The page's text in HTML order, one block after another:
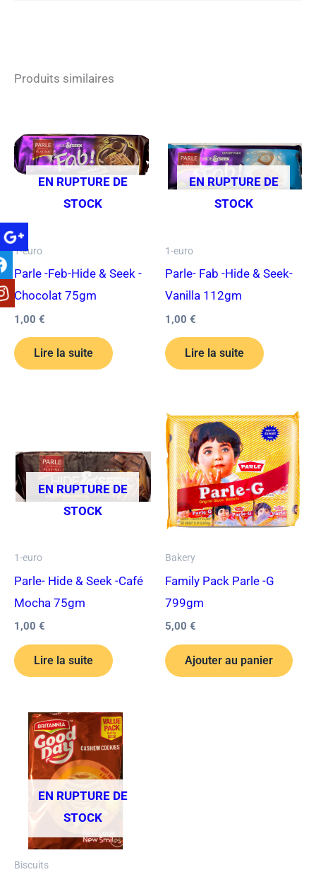
Produits similaires
EN RUPTURE DE
STOCK
1-euro
Parle -Feb-Hide & Seek -
Chocolat 75gm
1,00 €
Lire la suite
EN RUPTURE DE
STOCK
1-euro
Parle- Fab -Hide & Seek-
Vanilla 112gm
1,00 €
Lire la suite
EN RUPTURE DE
STOCK
1-euro
Parle- Hide & Seek -Café
Mocha 75gm
1,00 €
Lire la suite
Bakery
Family Pack Parle -G
799gm
5,00 €
Ajouter au panier
EN RUPTURE DE
STOCK
Biscuits